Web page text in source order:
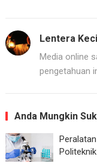
Lentera
Media online
pengetahuan
Anda Mungkin